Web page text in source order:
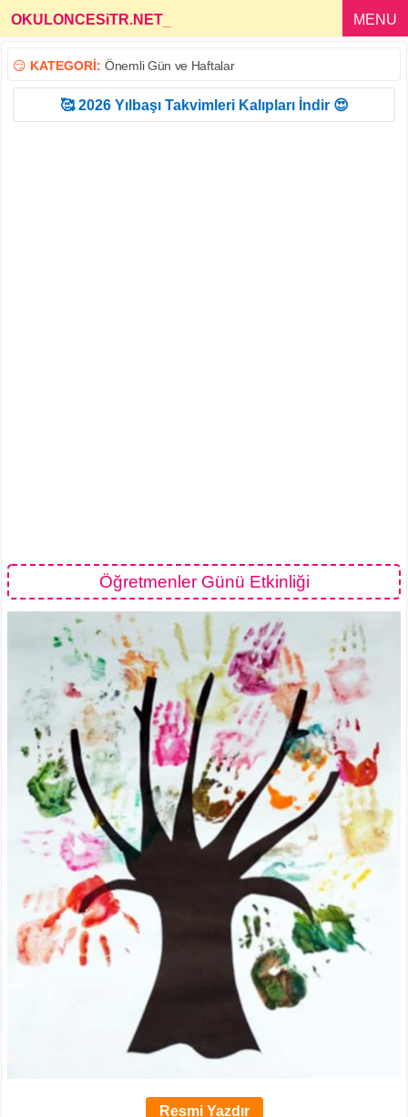
OKULONCESiTR.NET MENU
😏 KATEGORİ: Önemli Gün ve Haftalar
🥰 2026 Yılbaşı Takvimleri Kalıpları İndir 😍
Öğretmenler Günü Etkinliği
Resmi Yazdır